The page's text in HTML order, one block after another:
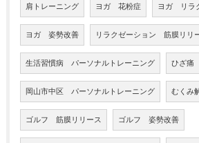
肩トレーニング ヨガ 花粉症 ヨガ リラ
ヨガ 姿勢改善 リラクゼーション 筋膜リリ
生活習慣病 パーソナルトレーニング ひざ痛
岡山市中区 パーソナルトレーニング むくみ
ゴルフ 筋膜リリース ゴルフ 姿勢改善